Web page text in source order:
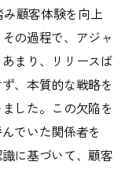
顧客体験を向上
の過程で、アジャ
まり、リリースば
、本質的な戦略を
した。この欠陥を
でいた関係者を
に基づいて、顧客